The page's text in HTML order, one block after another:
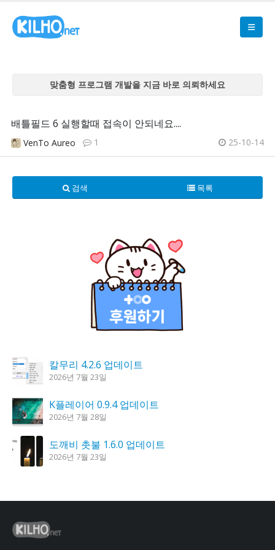
맞춤형 프로그램 개발을 지금 바로 의뢰하세요
맞춤형 프로그램 개발을 지금 바로 의뢰하세요
맞춤형 프로그램 개발을 지금 바로 의뢰하세요
배틀필드 6 실행할때 접속이 안되네요....
VenTo Aureo 1 25-10-14
검색 목록
칼무리 4.2.6 업데이트
2026년 7월 23일
K플레이어 0.9.4 업데이트
2026년 7월 28일
도깨비 촛불 1.6.0 업데이트
2026년 7월 23일
꿈의세계 1.3.0 – 꿈해몽, 꿈풀이
2026년 7월 30일